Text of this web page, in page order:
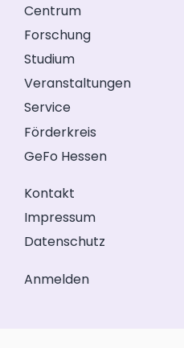
Centrum
Forschung
Studium
Veranstaltungen
Service
Förderkreis
GeFo Hessen
Kontakt
Impressum
Datenschutz
Anmelden